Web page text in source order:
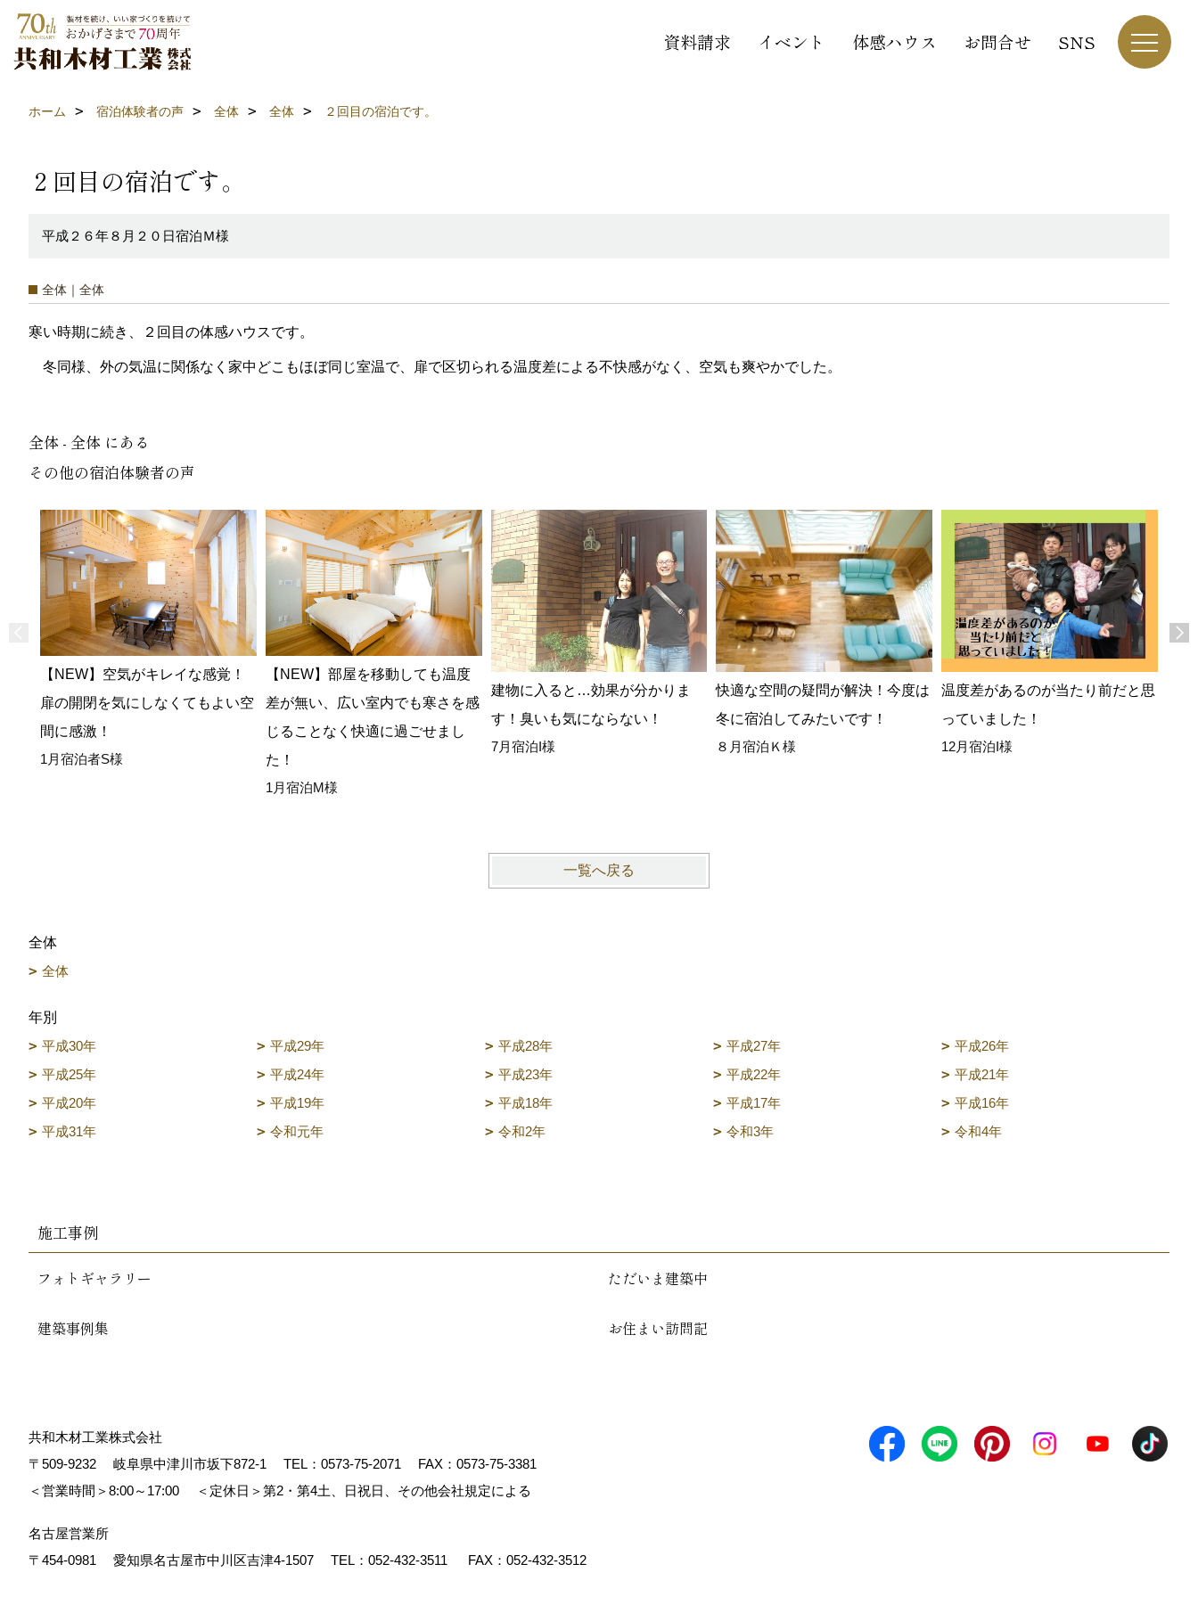
資料請求 イベント 体感ハウス お問合せ SNS
ホーム 宿泊体験者の声 全体 全体 ２回目の宿泊です。
２回目の宿泊です。
平成２６年８月２０日宿泊Ｍ様
全体｜全体
寒い時期に続き、２回目の体感ハウスです。
冬同様、外の気温に関係なく家中どこもほぼ同じ室温で、扉で区切られる温度差による不快感がなく、空気も爽やかでした。
全体 - 全体 にある
その他の宿泊体験者の声
【NEW】空気がキレイな感覚！
扉の開閉を気にしなくてもよい空
間に感激！
1月宿泊者S様
【NEW】部屋を移動しても温度
差が無い、広い室内でも寒さを感
じることなく快適に過ごせまし
た！
1月宿泊M様
建物に入ると…効果が分かりま
す！臭いも気にならない！
7月宿泊I様
快適な空間の疑問が解決！今度は
冬に宿泊してみたいです！
８月宿泊Ｋ様
温度差があるのが当たり前だと思
っていました！
12月宿泊I様
一覧へ戻る
全体
全体
年別
平成30年
平成29年 平成28年 平成27年
平成26年
平成25年
平成24年 平成23年 平成22年
平成21年
平成20年
平成19年 平成18年 平成17年
平成16年
平成31年
令和元年 令和2年 令和3年 令和4年
施工事例
フォトギャラリー ただいま建築中
建築事例集 お住まい訪問記
共和木材工業株式会社
〒509-9232
岐阜県中津川市坂下872‐1 TEL： 0573-75-2071
FAX：0573-75-3381
＜営業時間＞8:00～17:00
＜定休日＞第2・第4土、日祝日、その他会社規定による
名古屋営業所
〒454-0981
愛知県名古屋市中川区吉津4-1507 TEL： 052-432-3511 FAX：052-432-3512